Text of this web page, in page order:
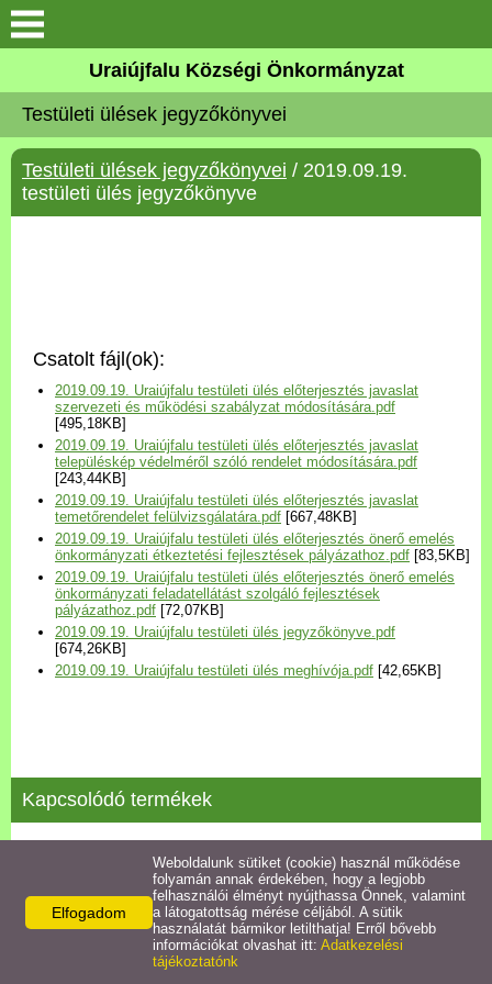
Köszöntő
Elérhetőségek
Uraiújfalu
Választási információk
Versenyképes Járások
Program
Települési Arculati
Kézikönyv
Hírek
Bezerédj Amália Óvoda
Egyéb szolgáltatások
Egészségügyi ellátás
Uraiújfalu Sportegyesület
Uraiújfalu Községi Önkormányzat
Testületi ülések jegyzőkönyvei
Testületi ülések jegyzőkönyvei / 2019.09.19.
testületi ülés jegyzőkönyve
Csatolt fájl(ok):
2019.09.19. Uraiújfalu testületi ülés előterjesztés javaslat
szervezeti és működési szabályzat módosítására.pdf
[495,18KB]
2019.09.19. Uraiújfalu testületi ülés előterjesztés javaslat
településkép védelméről szóló rendelet módosítására.pdf
[243,44KB]
2019.09.19. Uraiújfalu testületi ülés előterjesztés javaslat
temetőrendelet felülvizsgálatára.pdf [667,48KB]
2019.09.19. Uraiújfalu testületi ülés előterjesztés önerő emelés
önkormányzati étkeztetési fejlesztések pályázathoz.pdf [83,5KB]
2019.09.19. Uraiújfalu testületi ülés előterjesztés önerő emelés
önkormányzati feladatellátást szolgáló fejlesztések
pályázathoz.pdf [72,07KB]
2019.09.19. Uraiújfalu testületi ülés jegyzőkönyve.pdf
[674,26KB]
2019.09.19. Uraiújfalu testületi ülés meghívója.pdf [42,65KB]
Kapcsolódó termékek
2022.11.17 testületi ülés jegyzőkönyve
Részletek
Elfogadom
Weboldalunk sütiket (cookie) használ működése
folyamán annak érdekében, hogy a legjobb
felhasználói élményt nyújthassa Önnek, valamint
a látogatottság mérése céljából. A sütik
használatát bármikor letilthatja! Erről bővebb
információkat olvashat itt: Adatkezelési
tájékoztatónk